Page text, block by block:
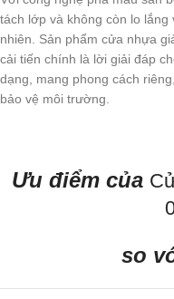
tách lớp và không còn lo
nhiên. Sản phẩm cửa nhựa
cải tiến chính là lời giải đáp
dạng, mang phong cách
bảo vệ môi trường.
Ưu điểm của
so